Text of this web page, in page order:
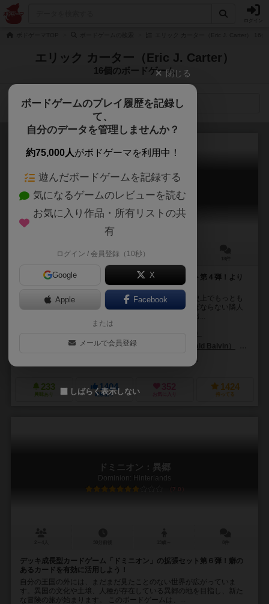
エリック カーター（Eric J. Carter）
16個のボードゲーム
検索メニュー
ドミニオン：繁栄
Dominion: Prosperity
30分前後
デッキ成長型カードゲーム「ドミニオン」の拡張セット第４弾！より
価値のあるカードを利用しよう！
自分の王国は海を越えて発展していき、これまでの歴史上でもっとも
大きな大国となりました。しかし、まだ征服しなければならない隣人
もいて、この王国を今後も繁栄させていくために動き出...
ジョシュア・ゲラルド・バルヴィン（Joshua Gerald Balvin）
233
興味あり
1404
経験あり
352
お気に入り
1424
持ってる
ドミニオン：異郷
Dominion: Hinterlands
7.0
デッキ成長型カードゲーム「ドミニオン」の拡張セット第６弾！癖の
あるカードを有効に活用しよう！
自分の王国の外には、まだまだ見たことのない世界が広がっていま
す。異国の文化や土壌、人種が存在している異郷の地を目指し、新た
な冒険の旅が始まります。 このボードゲームは、...
閉じる
ボードゲームのプレイ履歴を記録し
て、
自分のデータを管理しませんか？
約75,000人がボドゲーマを利用中！
遊んだボードゲームを記録する
気になるゲームのレビューを読む
お気に入り作品・所有リストの共
有
ログイン / 会員登録（10秒）
Google X
Apple Facebook
または
メールで会員登録
しばらく表示しない